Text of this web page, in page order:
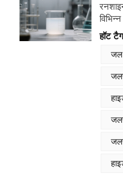
रेज़िन
के
सतत
होती
को
हॉट
जल